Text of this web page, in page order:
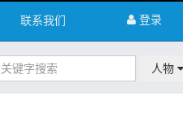
登录
联系我们
人物